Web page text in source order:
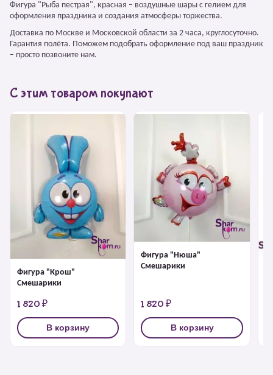
Фигура "Рыба пестрая", красная – воздушные шары с гелием для
оформления праздника и создания атмосферы торжества.
Доставка по Москве и Московской области за 2 часа, круглосуточно.
Гарантия полёта. Поможем подобрать оформление под ваш праздник
– просто позвоните нам.
С этим товаром покупают
Фигура "Крош"
Смешарики
1 820 ₽
В корзину
Фигура "Нюша"
Смешарики
1 820 ₽
В корзину